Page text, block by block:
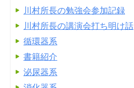
川村所長の勉強会参加記録
川村所長の講演会打ち明け話
循環器系
書籍紹介
泌尿器系